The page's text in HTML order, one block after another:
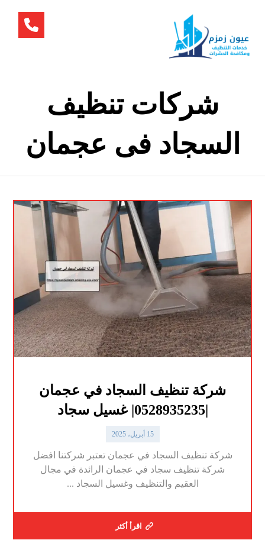
شركات تنظيف
السجاد فى عجمان
شركة تنظيف السجاد في عجمان
|0528935235| غسيل سجاد
15 أبريل، 2025
شركة تنظيف السجاد في عجمان تعتبر شركتنا افضل
شركة تنظيف سجاد في عجمان الرائدة في مجال
العقيم والتنظيف وغسيل السجاد ...
اقرأ أكثر